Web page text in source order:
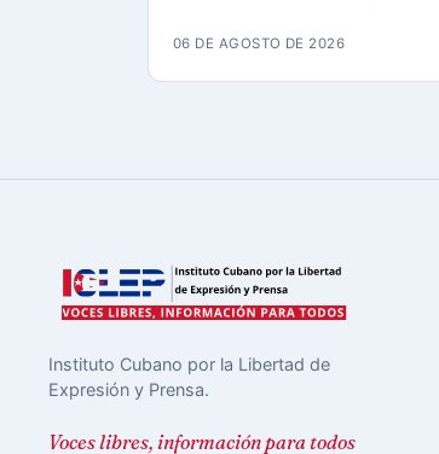
06 DE AGOSTO DE 2026
Instituto Cubano por la Libertad de
Expresión y Prensa.
Voces libres, información para todos